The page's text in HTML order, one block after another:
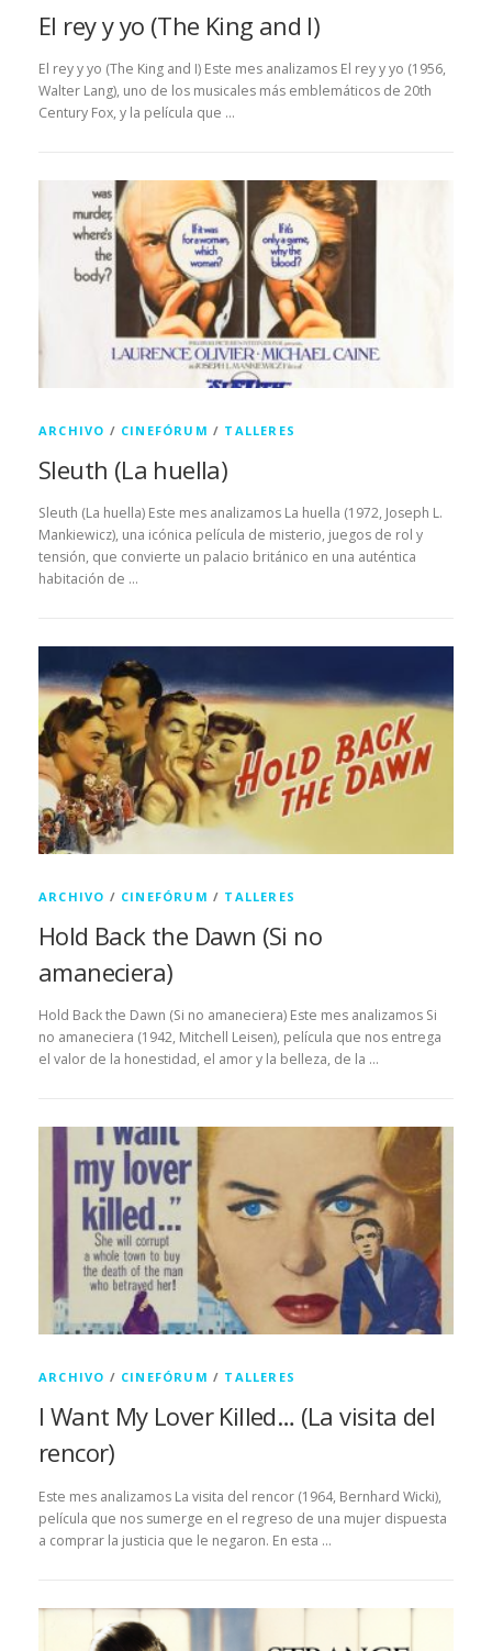
El rey y yo (The King and I)
El rey y yo (The King and I) Este mes analizamos El rey y yo (1956,
Walter Lang), uno de los musicales más emblemáticos de 20th
Century Fox, y la película que …
ARCHIVO / CINEFÓRUM / TALLERES
Sleuth (La huella)
Sleuth (La huella) Este mes analizamos La huella (1972, Joseph L.
Mankiewicz), una icónica película de misterio, juegos de rol y
tensión, que convierte un palacio británico en una auténtica
habitación de …
ARCHIVO / CINEFÓRUM / TALLERES
Hold Back the Dawn (Si no
amaneciera)
Hold Back the Dawn (Si no amaneciera) Este mes analizamos Si
no amaneciera (1942, Mitchell Leisen), película que nos entrega
el valor de la honestidad, el amor y la belleza, de la …
ARCHIVO / CINEFÓRUM / TALLERES
I Want My Lover Killed… (La visita del
rencor)
Este mes analizamos La visita del rencor (1964, Bernhard Wicki),
película que nos sumerge en el regreso de una mujer dispuesta
a comprar la justicia que le negaron. En esta …